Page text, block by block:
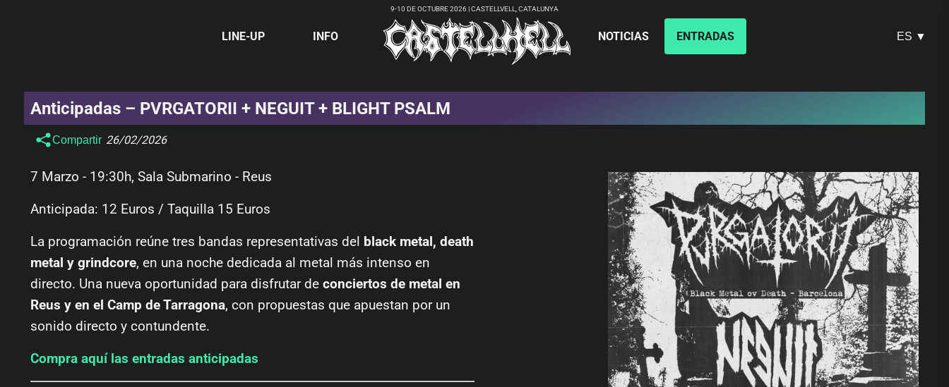
LINE-UP INFO
9-10 DE OCTUBRE 2026 | CASTELLVELL, CATALUNYA
NOTICIAS ENTRADAS ES ▼
Anticipadas – PVRGATORII + NEGUIT + BLIGHT PSALM
Compartir 26/02/2026
7 Marzo - 19:30h, Sala Submarino - Reus
Anticipada: 12 Euros / Taquilla 15 Euros
La programación reúne tres bandas representativas del black metal, death
metal y grindcore, en una noche dedicada al metal más intenso en
directo. Una nueva oportunidad para disfrutar deconciertos de metal en
Reus y en el Camp de Tarragona, con propuestas que apuestan por un
sonido directo y contundente.
Compra aquí las entradas anticipadas